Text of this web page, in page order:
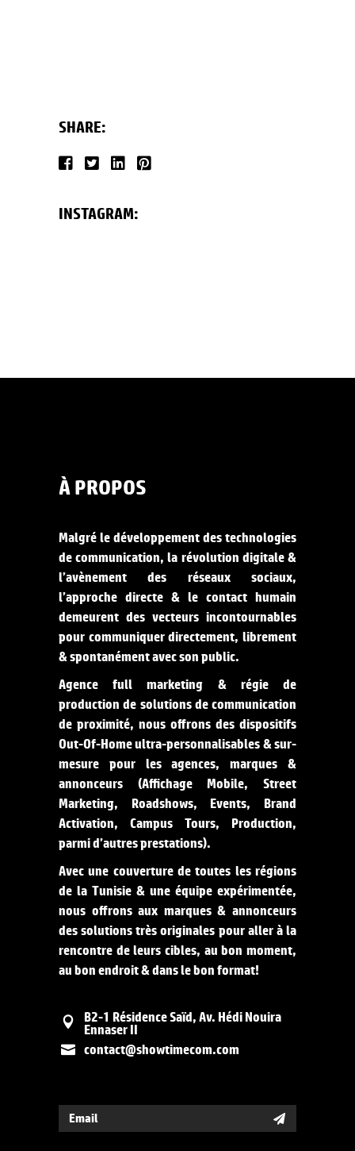
SHARE:
INSTAGRAM:
À PROPOS
Malgré le développement des technologies
de communication, la révolution digitale &
l’avènement des réseaux sociaux,
l’approche directe & le contact humain
demeurent des vecteurs incontournables
pour communiquer directement, librement
& spontanément avec son public.
Agence full marketing & régie de
production de solutions de communication
de proximité, nous offrons des dispositifs
Out-Of-Home ultra-personnalisables & sur-
mesure pour les agences, marques &
annonceurs (Affichage Mobile, Street
Marketing, Roadshows, Events, Brand
Activation, Campus Tours, Production,
parmi d’autres prestations).
Avec une couverture de toutes les régions
de la Tunisie & une équipe expérimentée,
nous offrons aux marques & annonceurs
des solutions très originales pour aller à la
rencontre de leurs cibles, au bon moment,
au bon endroit & dans le bon format!
B2-1 Résidence Saïd, Av. Hédi Nouira
Ennaser II
contact@showtimecom.com